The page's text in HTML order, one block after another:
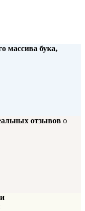
массива бука,
отзывов о